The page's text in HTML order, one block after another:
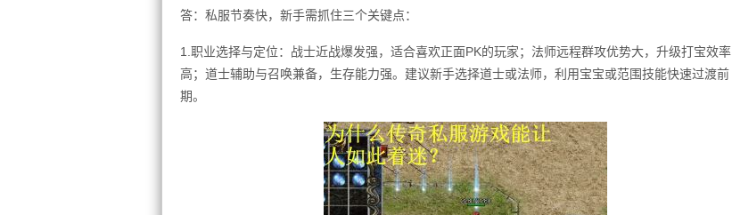
答：私服节奏快，新手需抓住三个关键点：
1.职业选择与定位：战士近战爆发强，适合喜欢正面PK的玩家；法师远程群攻优势大，升级打宝效率
高；道士辅助与召唤兼备，生存能力强。建议新手选择道士或法师，利用宝宝或范围技能快速过渡前
期。